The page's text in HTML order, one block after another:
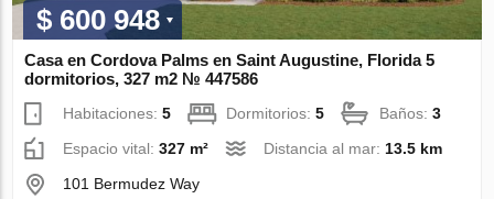
$ 600 948
Casa en Cordova Palms en Saint Augustine, Florida 5
dormitorios, 327 m2 № 447586
Habitaciones:5 Dormitorios:5 Baños:3
Espacio vital:327 m² Distancia al mar: 13.5 km
101 Bermudez Way